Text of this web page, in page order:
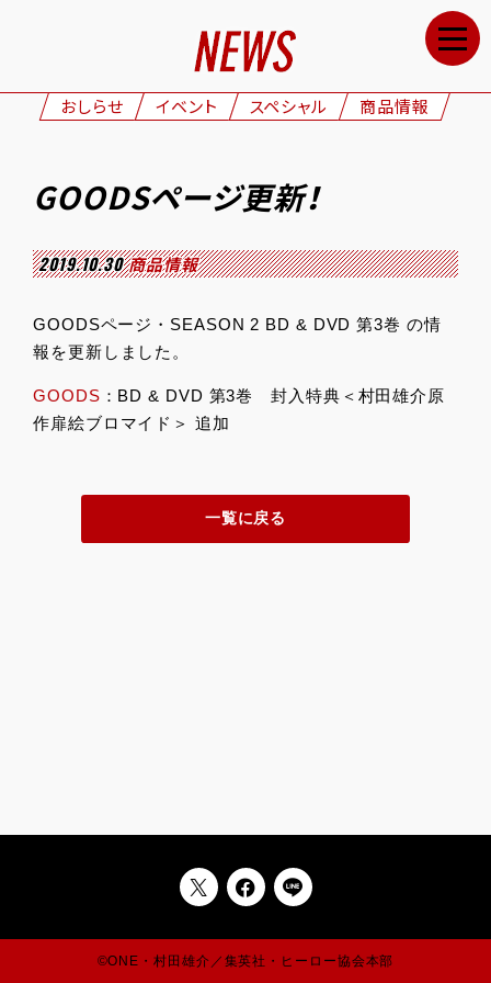
NEWS
STAFF&CAST
CHARACTERS
ONAIR
SPECIAL
GALLERY
おしらせ イベント スペシャル 商品情報
GOODSページ更新！
2019.10.30 商品情報
GOODSページ・SEASON 2 BD & DVD 第3巻 の情
報を更新しました。
GOODS ：BD & DVD 第3巻 封入特典＜村田雄介原
作扉絵ブロマイド＞ 追加
一覧に戻る
©ONE・村田雄介／集英社・ヒーロー協会本部